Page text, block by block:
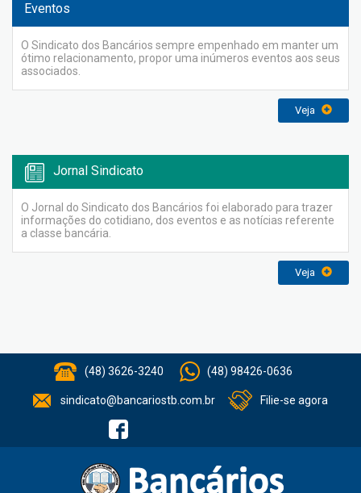
Eventos
O Sindicato dos Bancários sempre empenhado em manter um
ótimo relacionamento, propor uma inúmeros eventos aos seus
associados.
Veja
Jornal Sindicato
O Jornal do Sindicato dos Bancários foi elaborado para trazer
informações do cotidiano, dos eventos e as notícias referente
a classe bancária.
Veja
(48) 3626-3240 (48) 98426-0636
sindicato@bancariostb.com.br Filie-se agora